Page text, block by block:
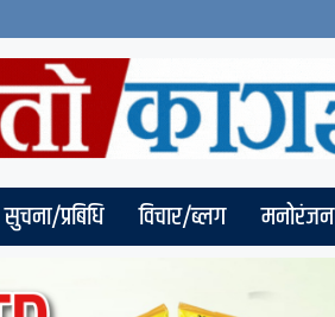
सुचना/प्रबिधि विचार/ब्लग मनोरंजन